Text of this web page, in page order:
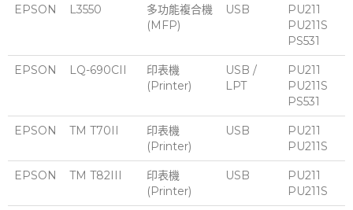
EPSON L3550
多功能複合機
(MFP)
USB
PU211
PU211S
PS531
EPSON LQ-690CII
印表機
(Printer)
USB /
LPT
PU211
PU211S
PS531
EPSON TM T70II
印表機
(Printer)
USB
PU211
PU211S
EPSON TM T82III
印表機
(Printer)
USB
PU211
PU211S